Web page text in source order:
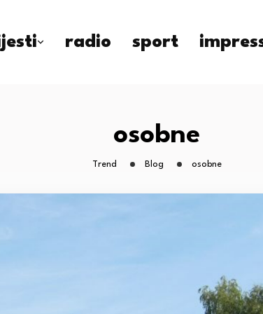
radio sport
osobne
Trend Blog osobne